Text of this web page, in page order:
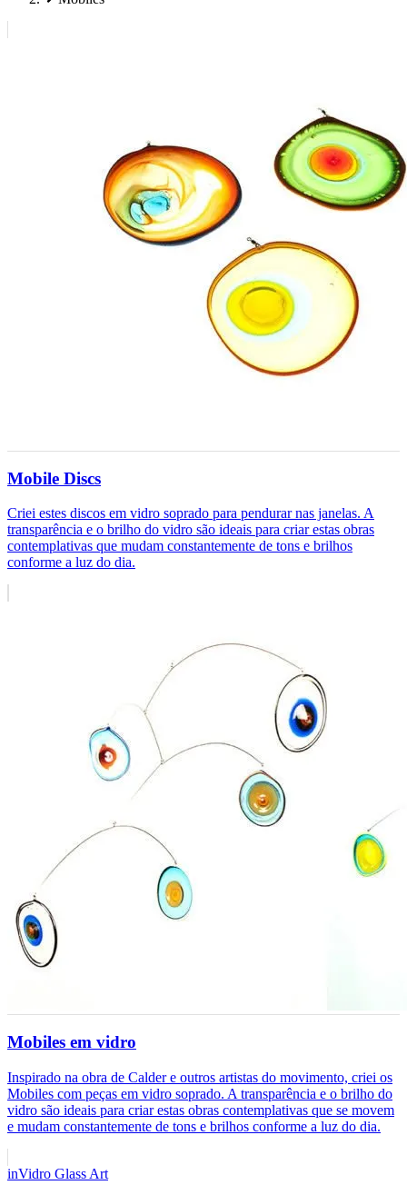
Mobile Discs
Criei estes discos em vidro soprado para pendurar nas janelas. A
transparência e o brilho do vidro são ideais para criar estas obras
contemplativas que mudam constantemente de tons e brilhos
conforme a luz do dia.
Mobiles em vidro
Inspirado na obra de Calder e outros artistas do movimento, criei os
Mobiles com peças em vidro soprado. A transparência e o brilho do
vidro são ideais para criar estas obras contemplativas que se movem
e mudam constantemente de tons e brilhos conforme a luz do dia.
inVidro Glass Art